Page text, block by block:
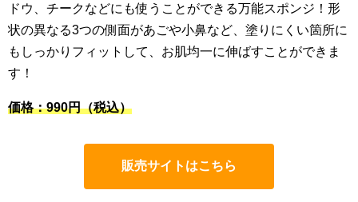
ドウ、チークなどにも使うことができる万能スポンジ！形
状の異なる3つの側面があごや小鼻など、塗りにくい箇所に
もしっかりフィットして、お肌均一に伸ばすことができま
す！
価格：990円（税込）
販売サイトはこちら